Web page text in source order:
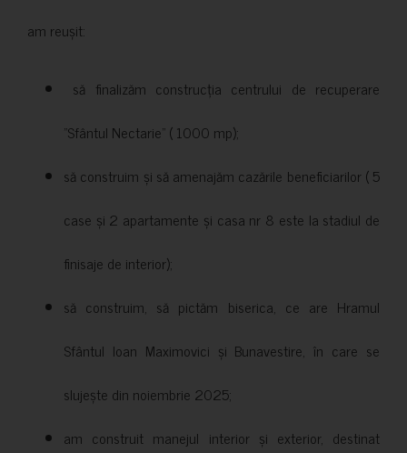
am reușit:
să finalizăm construcția centrului de recuperare
”Sfântul Nectarie” ( 1000 mp);
să construim și să amenajăm cazările beneficiarilor ( 5
case și 2 apartamente și casa nr 8 este la stadiul de
finisaje de interior);
să construim, să pictăm biserica, ce are Hramul
Sfântul Ioan Maximovici și Bunavestire, în care se
slujește din noiembrie 2025;
am construit manejul interior și exterior, destinat